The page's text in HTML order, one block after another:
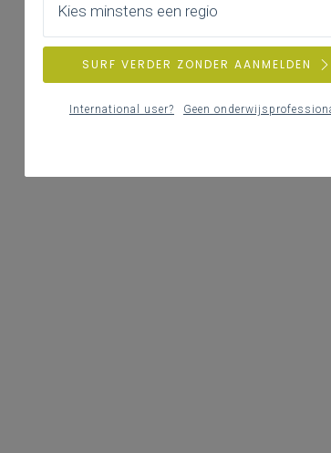
Kies minstens een regio
SURF VERDER ZONDER AANMELDEN
International user? Geen